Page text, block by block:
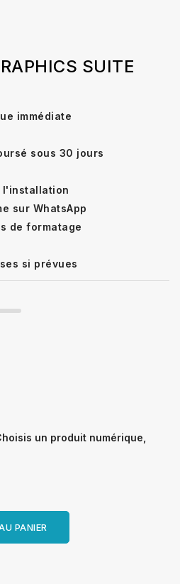
SUITE
immédiate
sous 30 jours
l'installation
sur WhatsApp
de formatage
si prévues
un produit numérique,
PANIER